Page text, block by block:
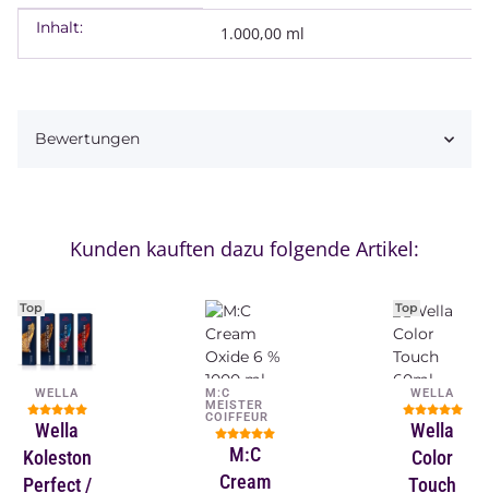
Produkteigenschaft
Wert
Inhalt: 1.000,00 ml
Bewertungen
Kunden kauften dazu folgende Artikel:
Top
WELLA
Wella
Koleston
Perfect /
M:C
MEISTER
COIFFEUR
M:C
Cream
Top
WELLA
Wella
Color
Touch